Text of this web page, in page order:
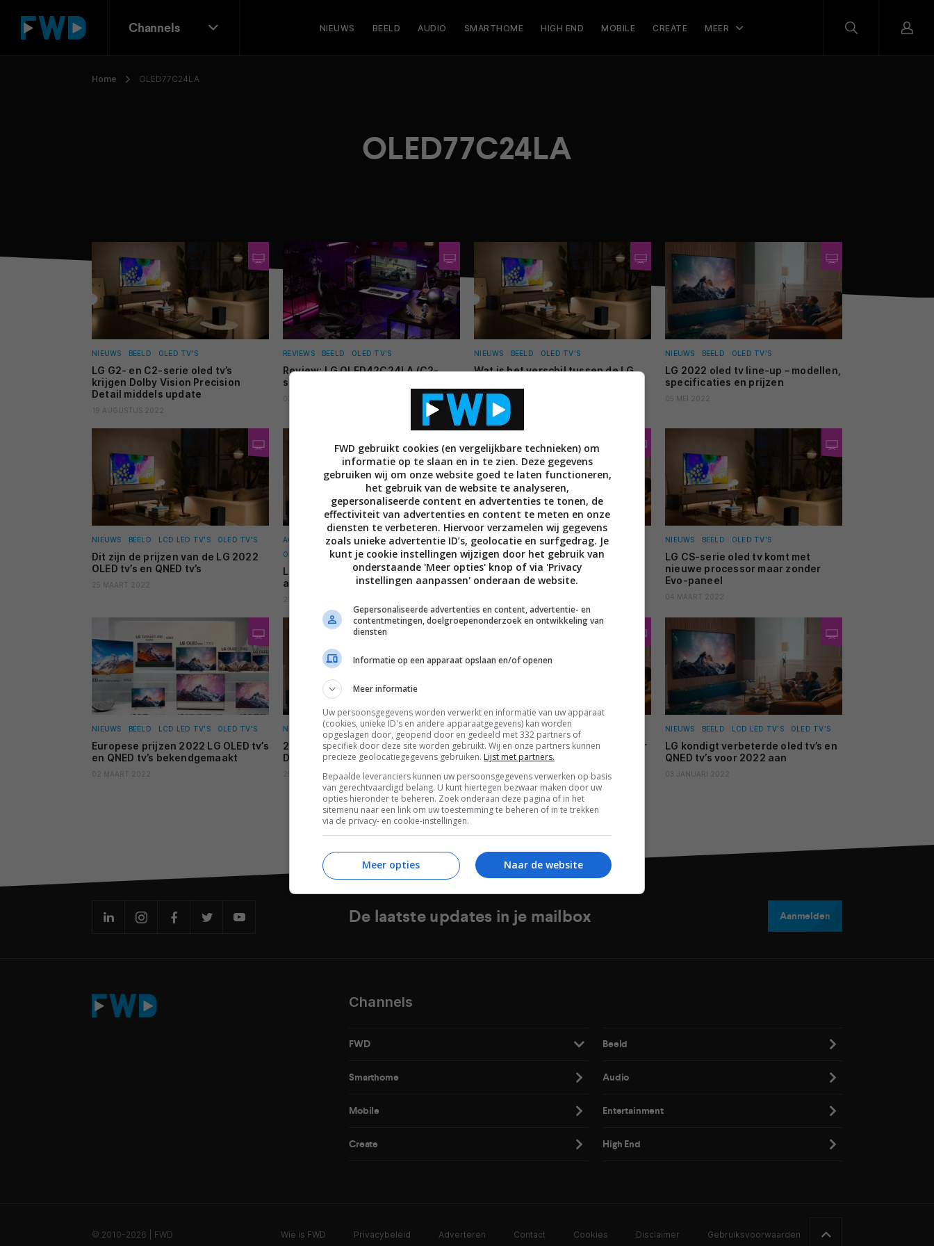
Channels NIEUWS BEELD AUDIO SMARTHOME HIGH END MOBILE CREATE MEER
Home OLED77C24LA
OLED77C24LA
NIEUWS BEELD OLED TV'S
LG G2- en C2-serie oled tv’s
krijgen Dolby Vision Precision
Detail middels update
19 AUGUSTUS 2022
REVIEWS BEELD OLED TV'S
Review: LG OLED42C24LA (C2-
serie) oled-televisie
03 AUGUSTUS 2022
NIEUWS BEELD OLED TV'S
Wat is het verschil tussen de LG
23 MEI 2022
NIEUWS BEELD OLED TV'S
LG 2022 oled tv line-up – modellen,
specificaties en prijzen
05 MEI 2022
NIEUWS BEELD LCD LED TV'S OLED TV'S
Dit zijn de prijzen van de LG 2022
OLED tv’s en QNED tv’s
25 MAART 2022
ACHTERGROND BEELD
LCD LED TV'S
OLED TV'S
LG lcd- en oled-televisies in 2022:
alle vernieuwingen op een rij
21 MAART 2022
NIEUWS BEELD OLED TV'S
LG 97-inch G2-serie oled tv gaat
25.000 euro kosten
21 MAART 2022
NIEUWS BEELD OLED TV'S
LG CS-serie oled tv komt met
nieuwe processor maar zonder
Evo-paneel
04 MAART 2022
NIEUWS BEELD LCD LED TV'S OLED TV'S
Europese prijzen 2022 LG OLED tv’s
en QNED tv’s bekendgemaakt
02 MAART 2022
NIEUWS BEELD LCD LED TV'S OLED TV'S
2022 LG oled tv’s krijgen betere
Dolby Vision-ervaring
25 FEBRUARI 2022
NIEUWS BEELD OLED TV'S
LG 48-inch C2 oled tv lijkt duurder
te worden dan C1-serie
07 FEBRUARI 2022
NIEUWS BEELD LCD LED TV'S OLED TV'S
LG kondigt verbeterde oled tv’s en
QNED tv’s voor 2022 aan
03 JANUARI 2022
De laatste updates in je mailbox Aanmelden
Channels
FWD Beeld
Smarthome Audio
Mobile Entertainment
Create High End
Wie is FWD Privacybeleid Adverteren Contact Cookies Disclaimer Gebruiksvoorwaarden
© 2010-2026 | FWD
FWD gebruikt cookies (en vergelijkbare technieken) om
informatie op te slaan en in te zien. Deze gegevens
gebruiken wij om onze website goed te laten functioneren,
het gebruik van de website te analyseren,
gepersonaliseerde content en advertenties te tonen, de
effectiviteit van advertenties en content te meten en onze
diensten te verbeteren. Hiervoor verzamelen wij gegevens
zoals unieke advertentie ID’s, geolocatie en surfgedrag. Je
kunt je cookie instellingen wijzigen door het gebruik van
onderstaande 'Meer opties' knop of via 'Privacy
instellingen aanpassen' onderaan de website.
Gepersonaliseerde advertenties en content, advertentie- en
contentmetingen, doelgroepenonderzoek en ontwikkeling van
diensten
Informatie op een apparaat opslaan en/of openen
Meer informatie
Uw persoonsgegevens worden verwerkt en informatie van uw apparaat
(cookies, unieke ID's en andere apparaatgegevens) kan worden
opgeslagen door, geopend door en gedeeld met 332 partners of
specifiek door deze site worden gebruikt. Wij en onze partners kunnen
precieze geolocatiegegevens gebruiken. Lijst met partners.
Bepaalde leveranciers kunnen uw persoonsgegevens verwerken op basis
van gerechtvaardigd belang. U kunt hiertegen bezwaar maken door uw
opties hieronder te beheren. Zoek onderaan deze pagina of in het
sitemenu naar een link om uw toestemming te beheren of in te trekken
via de privacy- en cookie-instellingen.
Naar de website
Meer opties